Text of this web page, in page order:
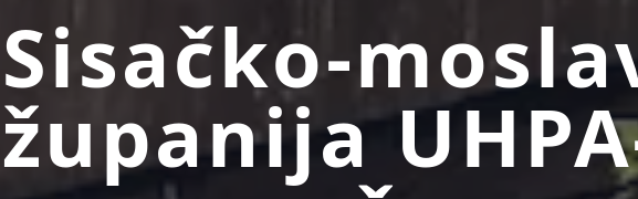
Sisačko-
županija